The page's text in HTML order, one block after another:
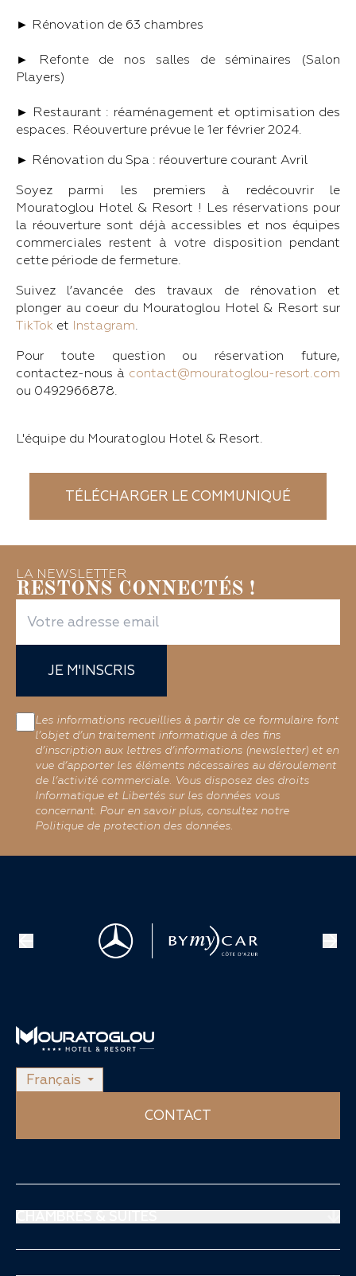
► Rénovation de 63 chambres
► Refonte de nos salles de séminaires (Salon
Players)
► Restaurant : réaménagement et optimisation des
espaces. Réouverture prévue le 1er février 2024.
► Rénovation du Spa : réouverture courant Avril
Soyez parmi les premiers à redécouvrir le
Mouratoglou Hotel & Resort ! Les réservations pour
la réouverture sont déjà accessibles et nos équipes
commerciales restent à votre disposition pendant
cette période de fermeture.
Suivez l’avancée des travaux de rénovation et
plonger au coeur du Mouratoglou Hotel & Resort sur
TikTok et Instagram.
Pour toute question ou réservation future,
contactez-nous à contact@mouratoglou-resort.com
ou 0492966878.
L'équipe du Mouratoglou Hotel & Resort.
TÉLÉCHARGER LE COMMUNIQUÉ
LA NEWSLETTER
RESTONS CONNECTÉS !
JE M'INSCRIS
Les informations recueillies à partir de ce formulaire font
l’objet d’un traitement informatique à des fins
d’inscription aux lettres d’informations (newsletter) et en
vue d’apporter les éléments nécessaires au déroulement
de l’activité commerciale. Vous disposez des droits
Informatique et Libertés sur les données vous
concernant. Pour en savoir plus, consultez notre
Politique de protection des données.
Français
CONTACT
Suites Prestige